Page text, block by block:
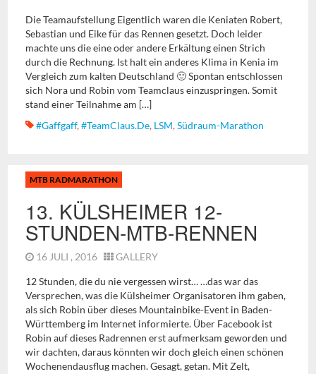
Die Teamaufstellung Eigentlich waren die Keniaten Robert,
Sebastian und Eike für das Rennen gesetzt. Doch leider
machte uns die eine oder andere Erkältung einen Strich
durch die Rechnung. Ist halt ein anderes Klima in Kenia im
Vergleich zum kalten Deutschland 🙂 Spontan entschlossen
sich Nora und Robin vom Teamclaus einzuspringen. Somit
stand einer Teilnahme am […]
#gaffgaff,#TeamClaus.de, LSM,Südraum-Marathon
MTB RADMARATHON
13. KÜLSHEIMER 12-
STUNDEN-MTB-RENNEN
16 JULI , 2016 GALLERY
12 Stunden, die du nie vergessen wirst… …das war das
Versprechen, was die Külsheimer Organisatoren ihm gaben,
als sich Robin über dieses Mountainbike-Event in Baden-
Württemberg im Internet informierte. Über Facebook ist
Robin auf dieses Radrennen erst aufmerksam geworden und
wir dachten, daraus könnten wir doch gleich einen schönen
Wochenendausflug machen. Gesagt, getan. Mit Zelt,